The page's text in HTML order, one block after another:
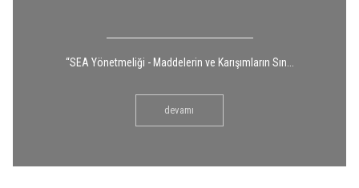
“SEA Yönetmeliği - Maddelerin ve Karışımların Sın...
devamı